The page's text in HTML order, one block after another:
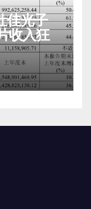
佳光子
收入狂